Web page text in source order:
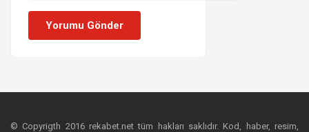
Yorumu Gönder
© Copyrigth 2016 rekabet.net tüm hakları saklıdır. Kod, haber, resim,